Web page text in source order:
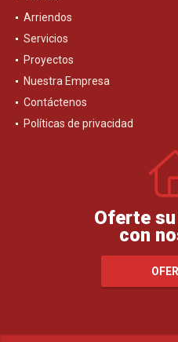
Arriendos
Servicios
Proyectos
Nuestra Empresa
Contáctenos
Políticas de privacidad
Oferte
con